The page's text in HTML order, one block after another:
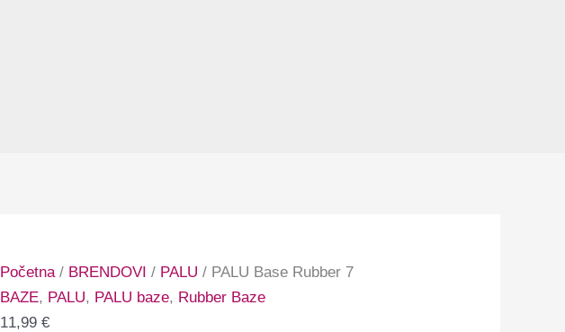
Početna/ BRENDOVI / PALU / PALU Base Rubber 7
BAZE, PALU, PALU baze, Rubber Baze
11,99 €